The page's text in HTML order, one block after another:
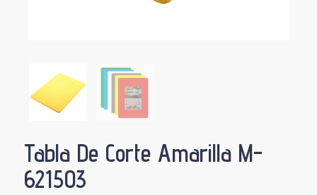
Tabla De Corte Amarilla M-
621503